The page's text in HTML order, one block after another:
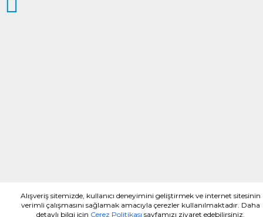
Alışveriş sitemizde, kullanıcı deneyimini geliştirmek ve internet sitesinin
verimli çalışmasını sağlamak amacıyla çerezler kullanılmaktadır. Daha
detaylı bilgi için Çerez Politikası sayfamızı ziyaret edebilirsiniz.